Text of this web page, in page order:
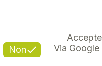
Non
Via